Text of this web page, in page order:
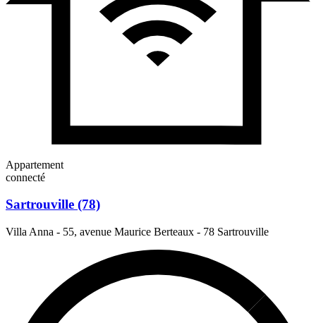
Appartement
connecté
Sartrouville (78)
Villa Anna - 55, avenue Maurice Berteaux - 78 Sartrouville